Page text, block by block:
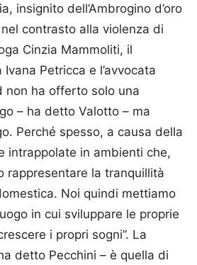
insignito dell’Ambrogino d’oro
contrasto alla violenza di
Cinzia Mammoliti, il
Petricca e l’avvocata
non ha offerto solo una
– ha detto Valotto – ma
Perché spesso, a causa della
intrappolate in ambienti che,
rappresentare la tranquillità
Noi quindi mettiamo
in cui sviluppare le proprie
i propri sogni”. La
detto Pecchini – è quella di